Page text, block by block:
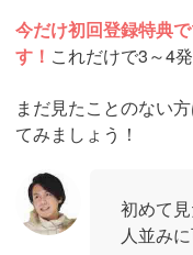
今だけ初回登録特典
す！ これだけで3～4
まだ見たことのない
てみましょう！
初めて
人並み